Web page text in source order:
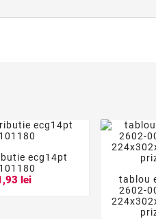
 
ecg14pt
lei
tablou
2602-